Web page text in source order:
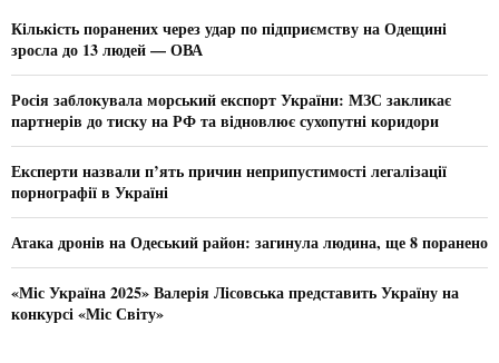
o
r
Кількість поранених через удар по підприємству на Одещині
зросла до 13 людей — ОВА
Росія заблокувала морський експорт України: МЗС закликає
партнерів до тиску на РФ та відновлює сухопутні коридори
Експерти назвали п’ять причин неприпустимості легалізації
порнографії в Україні
Атака дронів на Одеський район: загинула людина, ще 8 поранено
«Міс Україна 2025» Валерія Лісовська представить Україну на
конкурсі «Міс Світу»